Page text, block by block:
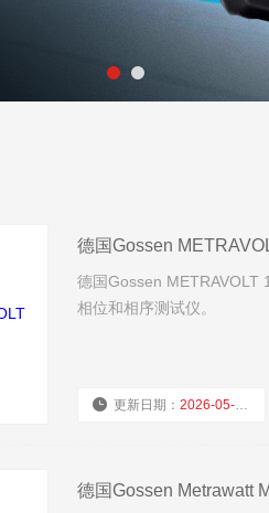
德国Gossen
德国Gossen METRAVOLT
相位和相序测试仪。
更新日期：2026-05-11
德国Gossen Metrawatt